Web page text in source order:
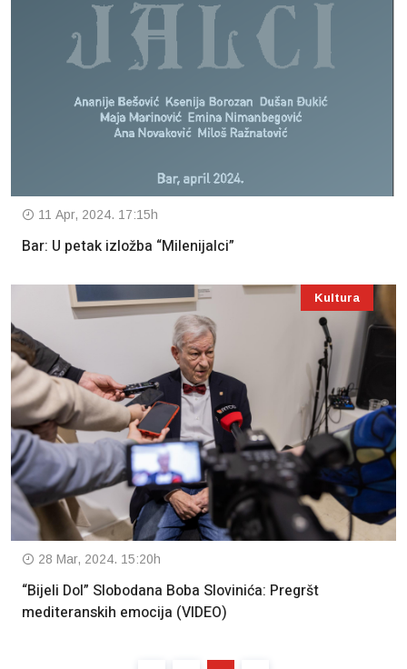
11 Apr, 2024. 17:15h
Bar: U petak izložba “Milenijalci”
Kultura
28 Mar, 2024. 15:20h
“Bijeli Dol” Slobodana Boba Slovinića: Pregršt
mediteranskih emocija (VIDEO)